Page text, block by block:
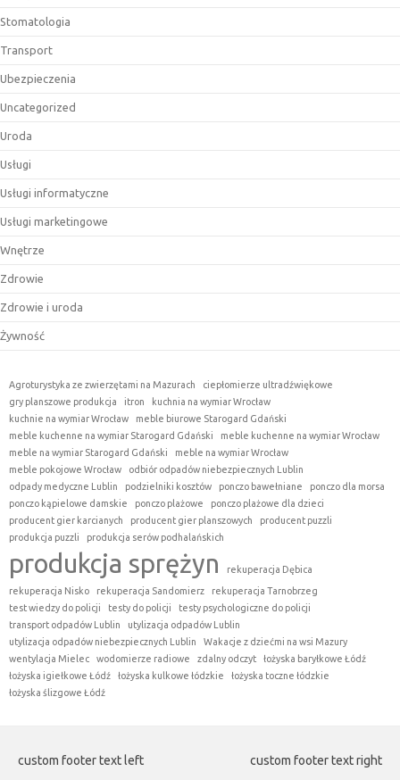
Stomatologia
Transport
Ubezpieczenia
Uncategorized
Uroda
Usługi
Usługi informatyczne
Usługi marketingowe
Wnętrze
Zdrowie
Zdrowie i uroda
Żywność
Agroturystyka ze zwierzętami na Mazurach
ciepłomierze ultradźwiękowe
gry planszowe produkcja
itron
kuchnia na wymiar Wrocław
kuchnie na wymiar Wrocław
meble biurowe Starogard Gdański
meble kuchenne na wymiar Starogard Gdański
meble kuchenne na wymiar Wrocław
meble na wymiar Starogard Gdański
meble na wymiar Wrocław
meble pokojowe Wrocław
odbiór odpadów niebezpiecznych Lublin
odpady medyczne Lublin
podzielniki kosztów ponczo bawełniane
ponczo dla morsa
ponczo kąpielowe damskie
ponczo plażowe
ponczo plażowe dla dzieci
producent gier karcianych
producent gier planszowych
producent puzzli
produkcja puzzli
produkcja serów podhalańskich
produkcja sprężyn
rekuperacja Dębica
rekuperacja Nisko
rekuperacja Sandomierz
rekuperacja Tarnobrzeg
test wiedzy do policji
testy do policji
testy psychologiczne do policji
transport odpadów Lublin
utylizacja odpadów Lublin
utylizacja odpadów niebezpiecznych Lublin
Wakacje z dziećmi na wsi Mazury
wentylacja Mielec
wodomierze radiowe zdalny odczyt
łożyska baryłkowe Łódź
łożyska igiełkowe Łódź
łożyska kulkowe łódzkie
łożyska toczne łódzkie
łożyska ślizgowe Łódź
custom footer text left custom footer text right